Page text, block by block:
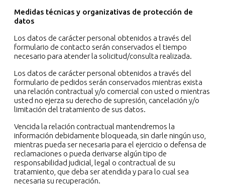
Medidas técnicas y organizativas de protección de
datos
Los datos de carácter personal obtenidos a través del
formulario de contacto serán conservados el tiempo
necesario para atender la solicitud/consulta realizada.
Los datos de carácter personal obtenidos a través del
formulario de pedidos serán conservados mientras exista
una relación contractual y/o comercial con usted o mientras
usted no ejerza su derecho de supresión, cancelación y/o
limitación del tratamiento de sus datos.
Vencida la relación contractual mantendremos la
información debidamente bloqueada, sin darle ningún uso,
mientras pueda ser necesaria para el ejercicio o defensa de
reclamaciones o pueda derivarse algún tipo de
responsabilidad judicial, legal o contractual de su
tratamiento, que deba ser atendida y para lo cual sea
necesaria su recuperación.